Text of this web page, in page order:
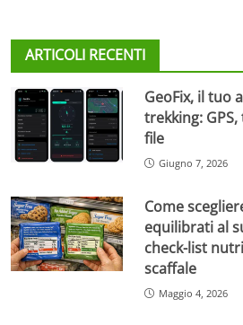
ARTICOLI RECENTI
GeoFix, il tuo
trekking:
file
Giugno 7, 2026
Come
equilibrati al
check-list
scaffale
Maggio 4, 2026